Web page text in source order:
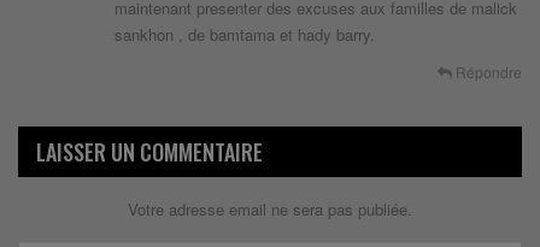
maintenant presenter des excuses aux familles de malick
sankhon , de bamtama et hady barry.
Répondre
LAISSER UN COMMENTAIRE
Votre adresse email ne sera pas publiée.